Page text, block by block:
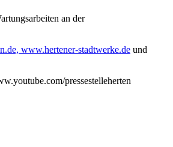
an der
www.hertener-stadtwerke.de und
pressestelleherten